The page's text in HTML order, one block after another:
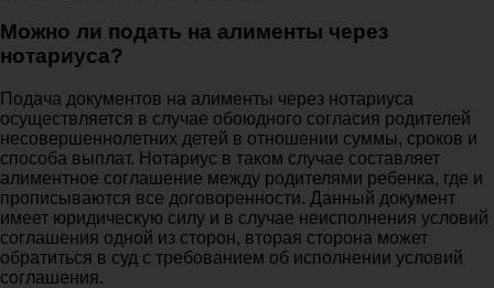
Можно ли подать на алименты через
нотариуса?
Подача документов на алименты через нотариуса
осуществляется в случае обоюдного согласия родителей
несовершеннолетних детей в отношении суммы, сроков и
способа выплат. Нотариус в таком случае составляет
алиментное соглашение между родителями ребенка, где и
прописываются все договоренности. Данный документ
имеет юридическую силу и в случае неисполнения условий
соглашения одной из сторон, вторая сторона может
обратиться в суд с требованием об исполнении условий
соглашения.